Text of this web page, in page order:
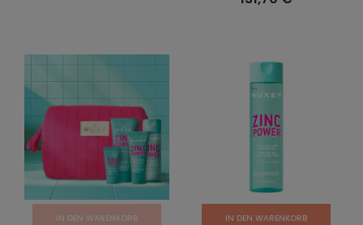
IN DEN WARENKORB IN DEN WARENKORB